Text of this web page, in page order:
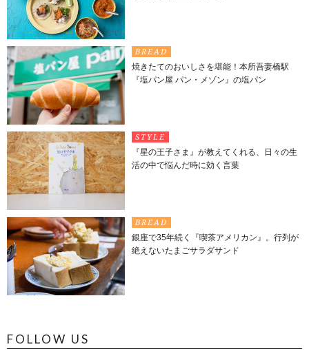
BREAD
焼きたてのおいしさを堪能！本所吾妻橋駅
『塩パン屋 パン・メゾン』の塩パン
STYLE
『星の王子さま』が教えてくれる、日々の生
活の中で悩んだ時に効く言葉
BREAD
銀座で35年続く『喫茶アメリカン』。行列が
絶えないたまごサラダサンド
FOLLOW US